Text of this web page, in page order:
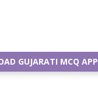
GUJARATI MCQ APP